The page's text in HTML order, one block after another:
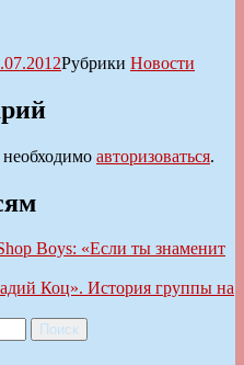
Рубрики Новости
авторизоваться.
Boys: «Если ты знаменит
Коц». История группы на
Поиск